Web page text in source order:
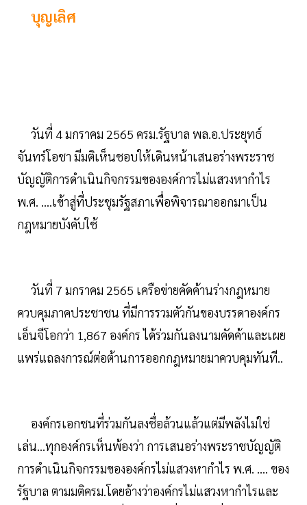
บุญเลิศ
วันที่ 4 มกราคม 2565 ครม.รัฐบาล พล.อ.ประยุทธ์
จันทร์โอชา มีมติเห็นชอบให้เดินหน้าเสนอร่างพระราช
บัญญัติการดำเนินกิจกรรมขององค์การไม่แสวงหากำไร
พ.ศ. ….เข้าสู่ที่ประชุมรัฐสภาเพื่อพิจารณาออกมาเป็น
กฎหมายบังคับใช้
วันที่ 7 มกราคม 2565 เครือข่ายคัดค้านร่างกฎหมาย
ควบคุมภาคประชาชน ที่มีการรวมตัวกันของบรรดาองค์กร
เอ็นจีโอกว่า 1,867 องค์กร ได้ร่วมกันลงนามคัดค้าและเผย
แพร่แถลงการณ์ต่อต้านการออกกฎหมายมาควบคุมทันที..
องค์กรเอกชนที่ร่วมกันลงชื่อล้วนแล้วแต่มีพลังไม่ใช่
เล่น...ทุกองค์กรเห็นพ้องว่า การเสนอร่างพระราชบัญญัติ
การดำเนินกิจกรรมขององค์กรไม่แสวงหากำไร พ.ศ. …. ของ
รัฐบาล ตามมติครม.โดยอ้างว่าองค์กรไม่แสวงหากำไรและ